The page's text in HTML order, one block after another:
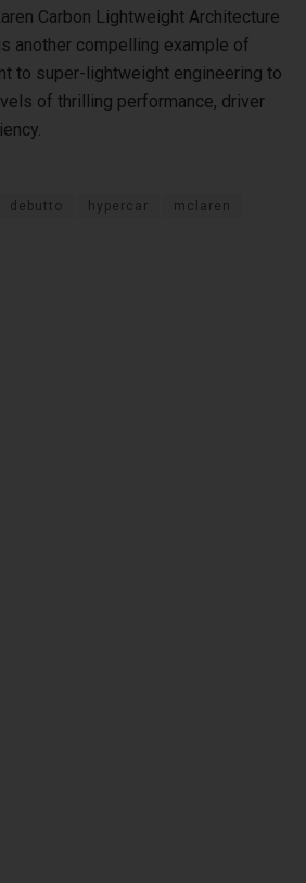
Carbon Lightweight Architecture
another compelling example of
to super-lightweight engineering to
of thrilling performance, driver
debutto hypercar mclaren